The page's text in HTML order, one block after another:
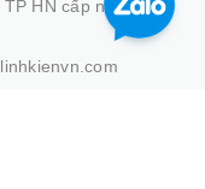
HN cấp ngày